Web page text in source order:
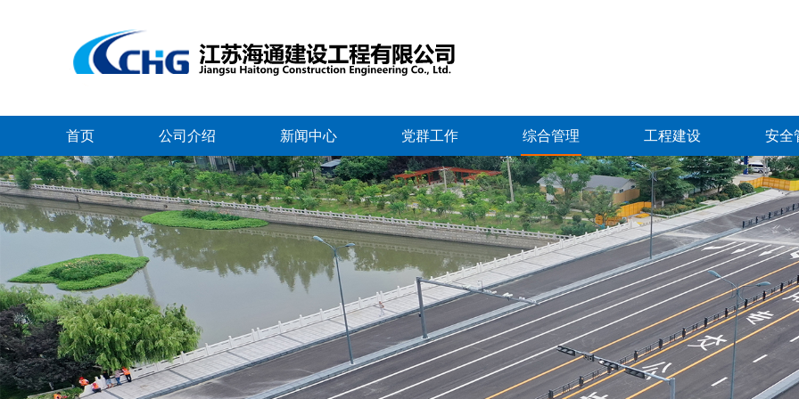
首页 公司介绍 新闻中心 党群工作 综合管理 工程建设 安全